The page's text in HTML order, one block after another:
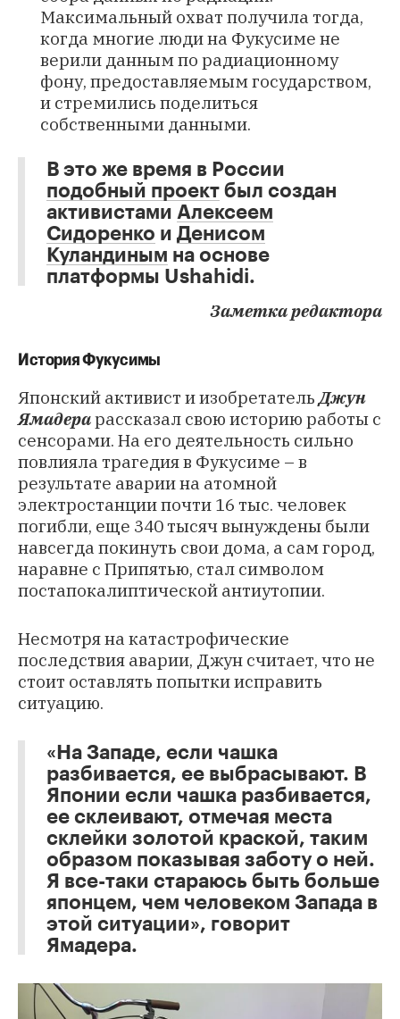
Максимальный охват получила тогда,
когда многие люди на Фукусиме не
верили данным по радиационному
фону, предоставляемым государством,
и стремились поделиться
собственными данными.
В это же время в России
подобный проектбыл создан
активистами Алексеем
Сидоренко и Денисом
Куландиным на основе
платформы Ushahidi.
Заметка редактора
История Фукусимы
Японский активист и изобретательДжун
Ямадерарассказал свою историю работы с
сенсорами. На его деятельность сильно
повлияла трагедия в Фукусиме – в
результате аварии на атомной
электростанции почти 16 тыс. человек
погибли, еще 340 тысяч вынуждены были
навсегда покинуть свои дома, а сам город,
наравне с Припятью, стал символом
постапокалиптической антиутопии.
Несмотря на катастрофические
последствия аварии, Джун считает, что не
стоит оставлять попытки исправить
ситуацию.
«На Западе, если чашка
разбивается, ее выбрасывают. В
Японии если чашка разбивается,
ее склеивают, отмечая места
склейки золотой краской, таким
образом показывая заботу о ней.
Я все-таки стараюсь быть больше
японцем, чем человеком Запада в
этой ситуации», говорит
Ямадера.